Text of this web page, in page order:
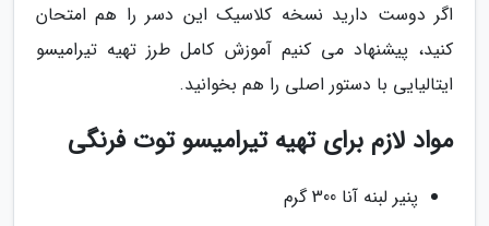
اگر دوست دارید نسخه کلاسیک این دسر را هم امتحان
کنید، پیشنهاد می کنیم آموزش کامل طرز تهیه تیرامیسو
ایتالیایی با دستور اصلی را هم بخوانید.
مواد لازم برای تهیه تیرامیسو توت فرنگی
پنیر لبنه آنا 300 گرم